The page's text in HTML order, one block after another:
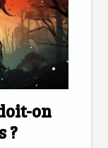
on
?